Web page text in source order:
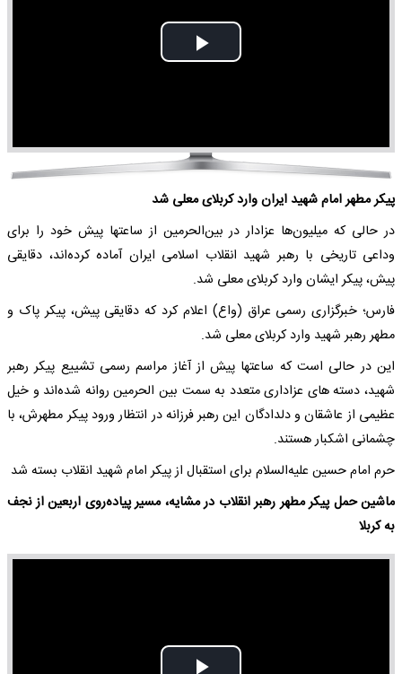
Play
پیکر مطهر امام شهید ایران وارد کربلای معلی شد
در حالی که میلیون‌ها عزادار در بین‌الحرمین از ساعتها پیش خود را برای
وداعی تاریخی با رهبر شهید انقلاب اسلامی ایران آماده کرده‌اند، دقایقی
پیش، پیکر ایشان وارد کربلای معلی شد.
فارس؛ خبرگزاری رسمی عراق (واع) اعلام کرد که دقایقی پیش، پیکر پاک و
مطهر رهبر شهید وارد کربلای معلی شد.
این در حالی است که ساعتها پیش از آغاز مراسم رسمی تشییع پیکر رهبر
شهید، دسته های عزاداری متعدد به سمت بین الحرمین روانه شده‌اند و خیل
عظیمی از عاشقان و دلدادگان این رهبر فرزانه در انتظار ورود پیکر مطهرش، با
چشمانی اشکبار هستند.
حرم امام حسین علیه‌السلام برای استقبال از پیکر امام شهید انقلاب بسته شد
ماشین حمل پیکر مطهر رهبر انقلاب در مشایه، مسیر پیاده‌روی اربعین از نجف
به کربلا